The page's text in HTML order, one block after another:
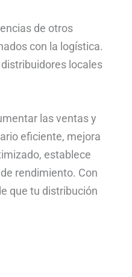
de otros
con la logística.
locales
las ventas y
eficiente, mejora
establece
rendimiento. Con
que tu distribución